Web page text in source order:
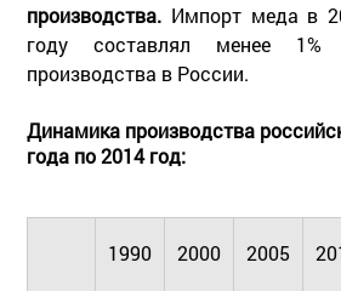
производства. Импорт меда в
году составлял менее
производства в России.
Динамика производства
года по 2014 год:
1990 2000 2005